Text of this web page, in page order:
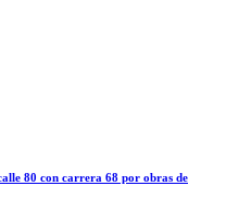
80 con carrera 68 por obras de